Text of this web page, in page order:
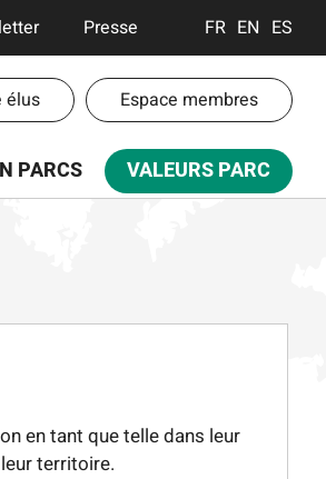
Presse FRANÇAIS
ENGLISH
élus Espace membres
PARCS VALEURS PARC
en tant que telle dans leur
territoire.